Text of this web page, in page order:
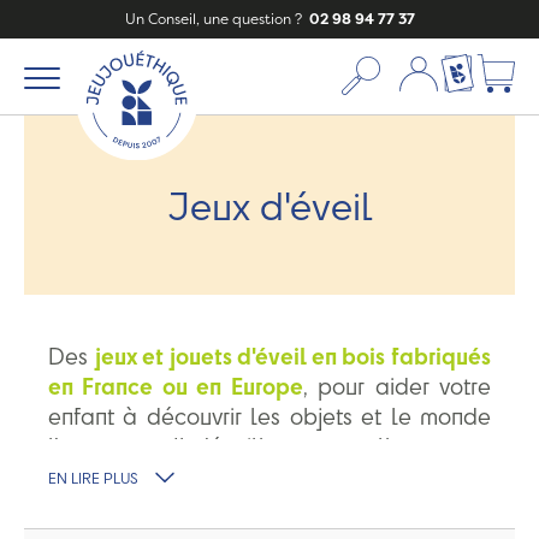
Un Conseil, une question ? 02 98 94 77 37
Mon compte
Ma liste
Jeux d'éveil
Des jeux et jouets d'éveil en bois fabriqués
en France ou en Europe, pour aider votre
enfant à découvrir les objets et le monde
l'entourant. Il s'éveillera naturellement
toute sécurité
EN LIRE PLUS